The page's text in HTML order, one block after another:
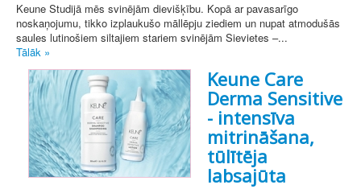
Keune Studijā mēs svinējām dievišķību. Kopā ar pavasarīgo
noskaņojumu, tikko izplaukušo māllēpju ziediem un nupat atmodušās
saules lutinošiem siltajiem stariem svinējām Sievietes –...
Tālāk »
Keune Care
Derma Sensitive
- intensīva
mitrināšana,
tūlītēja
labsajūta